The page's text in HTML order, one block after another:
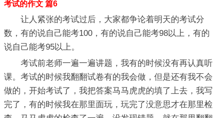
考试的作文 篇6
让人紧张的考试过后，大家都争论着明天的考试分
数，有的说自己能考100，有的说自己能考98以上，有的
说自己能考95以上。
考试前老师一遍一遍讲题，我有的时候没有再认真听
课。考试的时候我翻翻试卷有的我会做，但是还有我不会
做的，开始考试了，我把答案马马虎虎的填了上去，我写
完了，有的时候我在那里面玩，玩完了没意思才在那里检